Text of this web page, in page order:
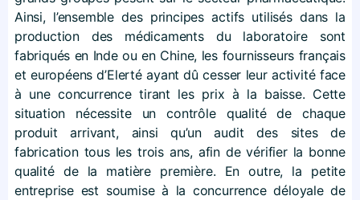
Ainsi, l’ensemble des principes actifs utilisés dans la
production des médicaments du laboratoire sont
fabriqués en Inde ou en Chine, les fournisseurs français
et européens d’Elerté ayant dû cesser leur activité face
à une concurrence tirant les prix à la baisse. Cette
situation nécessite un contrôle qualité de chaque
produit arrivant, ainsi qu’un audit des sites de
fabrication tous les trois ans, afin de vérifier la bonne
qualité de la matière première. En outre, la petite
entreprise est soumise à la concurrence déloyale de